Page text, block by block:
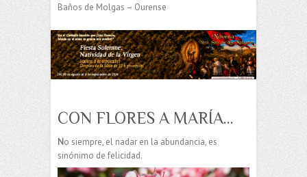
Baños de Molgas – Ourense
CON FLORES A MARÍA…
No siempre, el nadar en la abundancia, es
sinónimo de felicidad.